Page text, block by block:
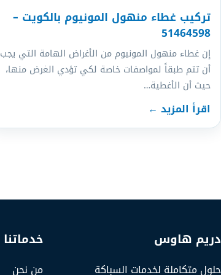
تركيب غطاء منهول المونيوم بالكويت –
51464598
إن غطاء منهول المونيوم من الأغراض الهامة التي يجب
أن تتم طبقاً لمواصفات خاصة لكي تؤدي الغرض منها،
حيث أن الأغطية…
اقرأ المزيد ←
دريم هاوس
حلول متكاملة لخدمات السباكة
خدماتنا
من نحن